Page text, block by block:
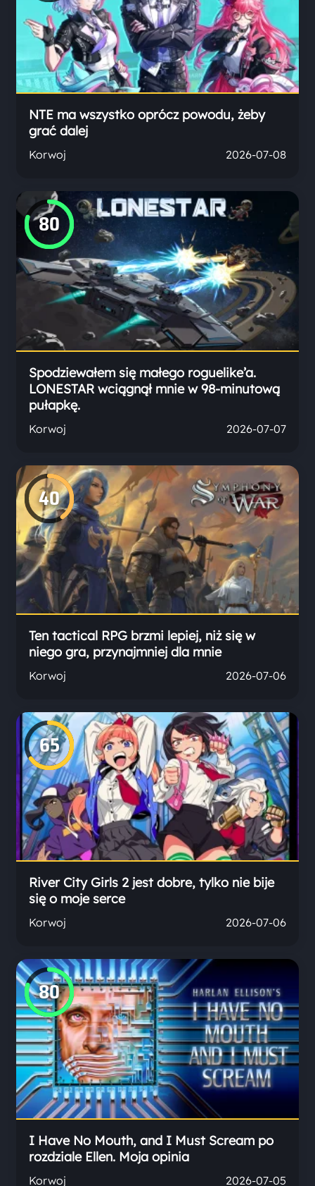
NTE ma wszystko oprócz powodu, żeby
grać dalej
Korwoj 2026-07-08
80
Spodziewałem się małego roguelike’a.
LONESTAR wciągnął mnie w 98-minutową
pułapkę.
Korwoj 2026-07-07
40
Ten tactical RPG brzmi lepiej, niż się w
niego gra, przynajmniej dla mnie
Korwoj 2026-07-06
65
River City Girls 2 jest dobre, tylko nie bije
się o moje serce
Korwoj 2026-07-06
80
I Have No Mouth, and I Must Scream po
rozdziale Ellen. Moja opinia
Korwoj 2026-07-05